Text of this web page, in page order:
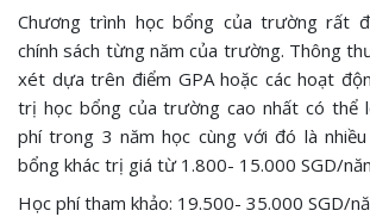
Chương trình học bổng của trường rất
chính sách từng năm của trường. Thông
xét dựa trên điểm GPA hoặc các hoạt
trị học bổng của trường cao nhất có thể
phí trong 3 năm học cùng với đó là
bổng khác trị giá từ 1.800- 15.000 SGD/
Học phí tham khảo: 19.500- 35.000 SGD/